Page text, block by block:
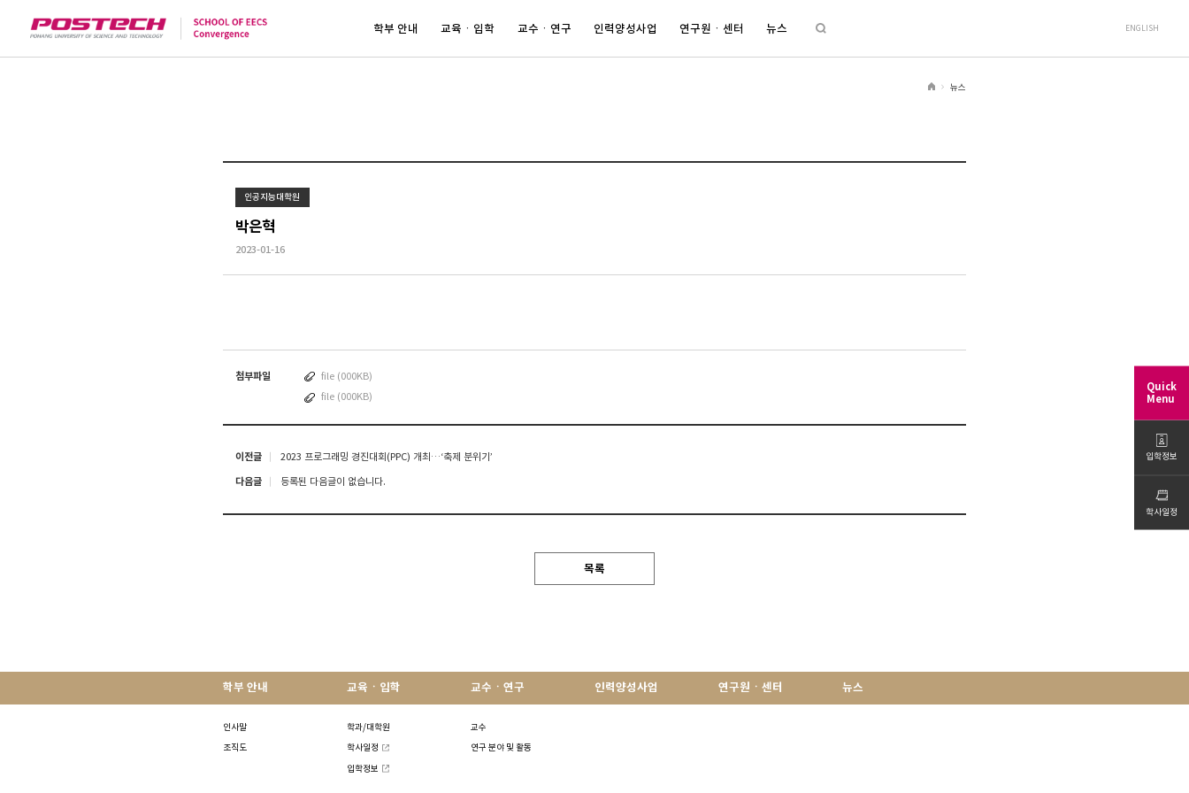
Quick
Menu
입학정보
학사일정
학부 안내 교육ㆍ입학 교수ㆍ연구 인력양성사업 연구원ㆍ센터 뉴스 ENGLISH
H
뉴스
인공지능대학원
박은혁
2023-01-16
첨부파일
file (000KB)
file (000KB)
이전글 2023 프로그래밍 경진대회(PPC) 개최…‘축제 분위기’
다음글 등록된 다음글이 없습니다.
목록
학부 안내
인사말
조직도
교육ㆍ입학
학과/대학원
학사일정
입학정보
교수ㆍ연구
교수
연구 분야 및 활동
인력양성사업 연구원ㆍ센터 뉴스